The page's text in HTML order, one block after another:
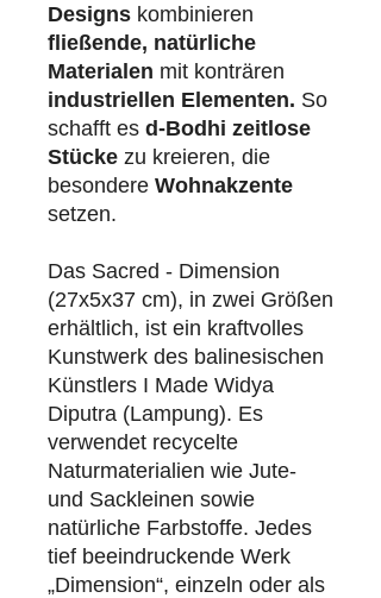
Designs kombinieren
fließende, natürliche
Materialen mit konträren
industriellen Elementen. So
schafft es d-Bodhi zeitlose
Stücke zu kreieren, die
besondere Wohnakzente
setzen.
Das Sacred - Dimension
(27x5x37 cm), in zwei Größen
erhältlich, ist ein kraftvolles
Kunstwerk des balinesischen
Künstlers I Made Widya
Diputra (Lampung). Es
verwendet recycelte
Naturmaterialien wie Jute-
und Sackleinen sowie
natürliche Farbstoffe. Jedes
tief beeindruckende Werk
„Dimension“, einzeln oder als